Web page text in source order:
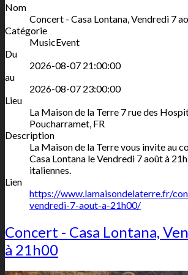
Nom
Concert - Casa Lontana, Vendredi 7
Catégorie
MusicEvent
Du
2026-08-07 21:00:00
au
2026-08-07 23:00:00
Lieu
La Maison de la Terre 7 rue des
Poucharramet, FR
Description
La Maison de la Terre vous invite au
Casa Lontana le Vendredi 7 août à
italiennes.
Lien
https://www.lamaisondelaterre.fr/
vendredi-7-aout-a-21h00/
Concert - Casa Lontana,
à 21h00